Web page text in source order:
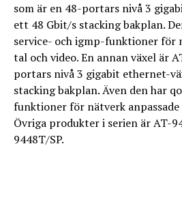
som är en 48-portars nivå 3
ett 48 Gbit/s stacking bakplan.
service- och igmp-funktioner för
tal och video. En annan växel är
portars nivå 3 gigabit ethernet-
stacking bakplan. Även den har
funktioner för nätverk
Övriga produkter i serien är AT-
9448T/SP.